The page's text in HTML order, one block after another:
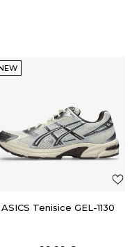
ASICS Tenisice GEL-1130